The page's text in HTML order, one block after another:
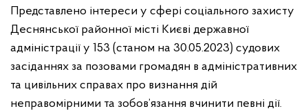
Представлено інтереси у сфері соціального захисту
Деснянської районної місті Києві державної
адміністрації у 153 (станом на 30.05.2023) судових
засіданнях за позовами громадян в адміністративних
та цивільних справах про визнання дій
неправомірними та зобов’язання вчинити певні дії.